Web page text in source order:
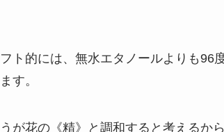
ト的には、無水エタノールよりも96
す。
が花の《精》と調和すると考えるから